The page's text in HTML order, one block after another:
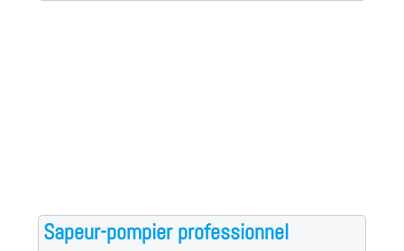
Sapeur-pompier professionnel